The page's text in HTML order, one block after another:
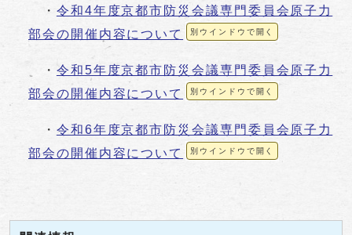
・ 令和4年度京都市防災会議専門委員会原子力
部会の開催内容について
別ウインドウで開く
・ 令和5年度京都市防災会議専門委員会原子力
部会の開催内容について
別ウインドウで開く
・ 令和6年度京都市防災会議専門委員会原子力
部会の開催内容について
別ウインドウで開く